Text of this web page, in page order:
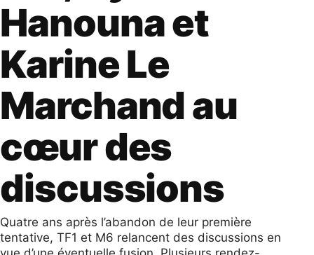
Hanouna et
Karine Le
Marchand au
cœur des
discussions
Quatre ans après l’abandon de leur première
tentative, TF1 et M6 relancent des discussions en